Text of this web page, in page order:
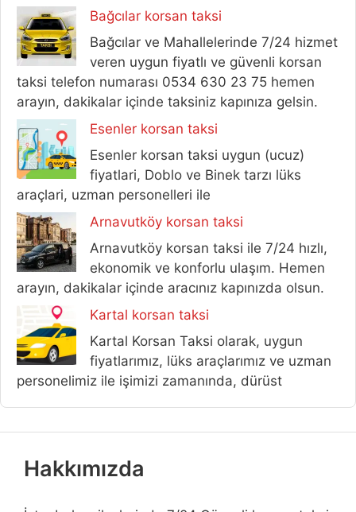
Bağcılar korsan taksi
Bağcılar ve Mahallelerinde 7/24 hizmet
veren uygun fiyatlı ve güvenli korsan
taksi telefon numarası 0534 630 23 75 hemen
arayın, dakikalar içinde taksiniz kapınıza gelsin.
Esenler korsan taksi
Esenler korsan taksi uygun (ucuz)
fiyatlari, Doblo ve Binek tarzı lüks
araçlari, uzman personelleri ile
Arnavutköy korsan taksi
Arnavutköy korsan taksi ile 7/24 hızlı,
ekonomik ve konforlu ulaşım. Hemen
arayın, dakikalar içinde aracınız kapınızda olsun.
Kartal korsan taksi
Kartal Korsan Taksi olarak, uygun
fiyatlarımız, lüks araçlarımız ve uzman
personelimiz ile işimizi zamanında, dürüst
Hakkımızda